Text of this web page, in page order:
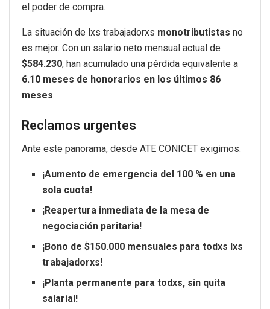
el poder de compra.
La situación de lxs trabajadorxs monotributistas no
es mejor. Con un salario neto mensual actual de
$584.230, han acumulado una pérdida equivalente a
6.10 meses de honorarios en los últimos 86
meses.
Reclamos urgentes
Ante este panorama, desde ATE CONICET exigimos:
¡Aumento de emergencia del 100 % en una
sola cuota!
¡Reapertura inmediata de la mesa de
negociación paritaria!
¡Bono de $150.000 mensuales para todxs lxs
trabajadorxs!
¡Planta permanente para todxs, sin quita
salarial!